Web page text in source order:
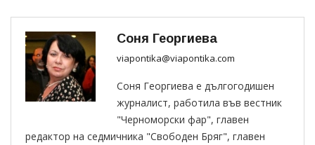
Соня Георгиева
viapontika@viapontika.com
Соня Георгиева е дългогодишен
журналист, работила във вестник
"Черноморски фар", главен
редактор на седмичника "Свободен Бряг", главен